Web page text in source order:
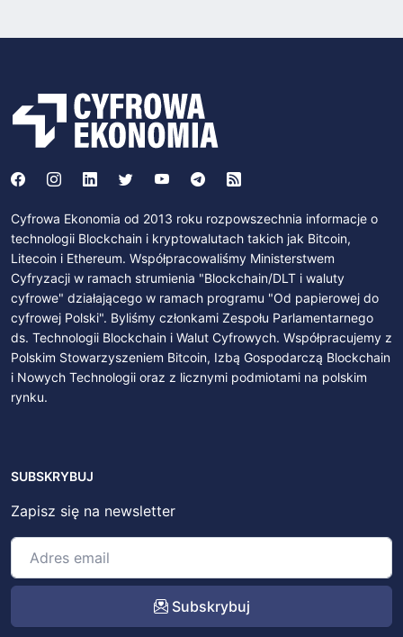
Cyfrowa Ekonomia od 2013 roku rozpowszechnia informacje o
technologii Blockchain i kryptowalutach takich jak Bitcoin,
Litecoin i Ethereum. Współpracowaliśmy Ministerstwem
Cyfryzacji w ramach strumienia "Blockchain/DLT i waluty
cyfrowe" działającego w ramach programu "Od papierowej do
cyfrowej Polski". Byliśmy członkami Zespołu Parlamentarnego
ds. Technologii Blockchain i Walut Cyfrowych. Współpracujemy z
Polskim Stowarzyszeniem Bitcoin, Izbą Gospodarczą Blockchain
i Nowych Technologii oraz z licznymi podmiotami na polskim
rynku.
SUBSKRYBUJ
Zapisz się na newsletter
Subskrybuj